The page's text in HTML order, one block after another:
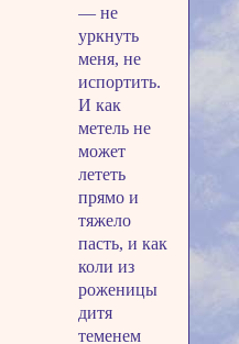
— не
уркнуть
меня, не
испортить.
И как
метель не
может
лететь
прямо и
тяжело
пасть, и как
коли из
роженицы
дитя
теменем